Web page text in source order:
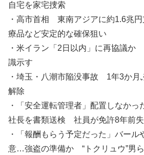
自宅を家宅捜索
・高市首相 東南アジアに約1.6兆
療品など安定的な確保狙い
・米イラン「2日以内」に再協議か
識示す
・埼玉・八潮市陥没事故 1年3か月
解除
・「安全運転管理者」配置しなか
社長を書類送検 社員が免許8年前
・「報酬もらう予定だった」バール
意…強盗の準備か “トクリュウ”男